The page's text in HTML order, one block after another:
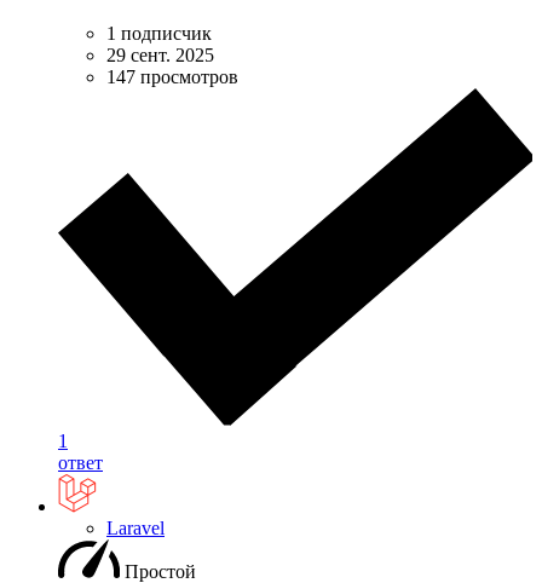
1 подписчик
29 сент. 2025
147 просмотров
1
ответ
Laravel
Простой